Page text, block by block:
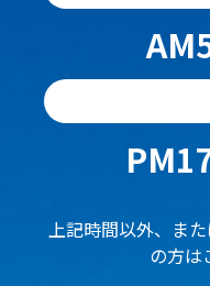
上記時間以外、ま
の方は